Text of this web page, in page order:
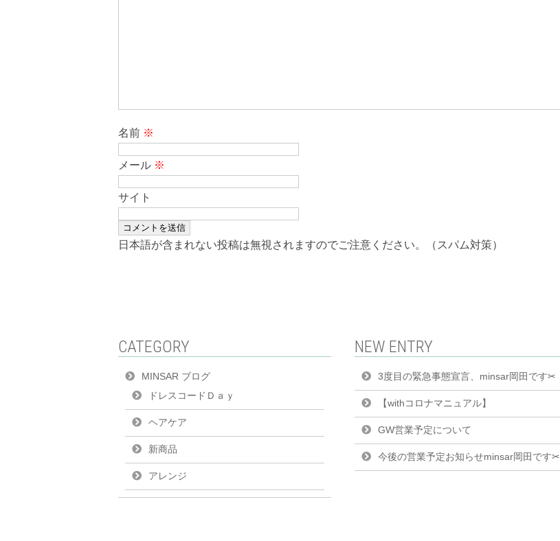
名前 ※
メール ※
サイト
日本語が含まれない投稿は無視されますのでご注意ください。（スパム対策）
CATEGORY
MINSAR ブログ
ドレスコードＤａｙ
ヘアケア
新商品
アレンジ
NEW ENTRY
3度目の緊急事態宣言、minsar岡田です✂︎
【withコロナマニュアル】
GW営業予定について
今後の営業予定お知らせminsar岡田です✂︎